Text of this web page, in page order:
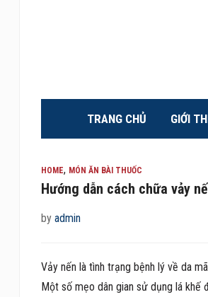
TRANG CHỦ GIỚI
HOME, MÓN ĂN BÀI THUỐC
Hướng dẫn cách chữa vảy
by admin
Vảy nến là tình trạng bệnh lý về da
Một số mẹo dân gian sử dụng lá khế